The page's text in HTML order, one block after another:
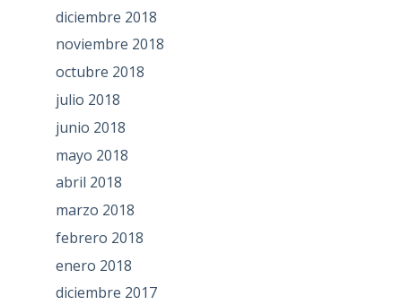
diciembre 2018
noviembre 2018
octubre 2018
julio 2018
junio 2018
mayo 2018
abril 2018
marzo 2018
febrero 2018
enero 2018
diciembre 2017